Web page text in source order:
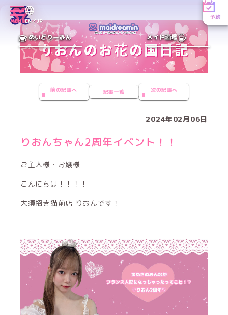
MENUEN／JP
予約
めいどりーみん メイド酒場
前の記事へ 記事一覧 次の記事へ
2024年02月06日
りおんちゃん2周年イベント！！
ご主人様・お嬢様
こんにちは！！！！
大須招き猫前店 りおんです！